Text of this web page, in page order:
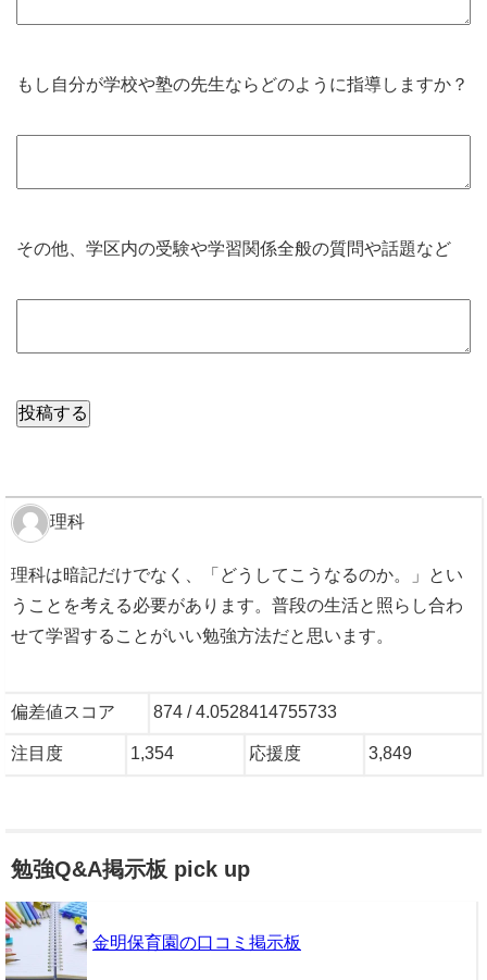
もし自分が学校や塾の先生ならどのように指導しますか？
その他、学区内の受験や学習関係全般の質問や話題など
理科
理科は暗記だけでなく、「どうしてこうなるのか。」とい
うことを考える必要があります。普段の生活と照らし合わ
せて学習することがいい勉強方法だと思います。
偏差値スコア 874 / 4.0528414755733
注目度 1,354 応援度 3,849
勉強Q&A掲示板 pick up
金明保育園の口コミ掲示板